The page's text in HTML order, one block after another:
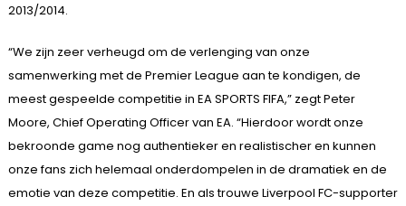
2013/2014.
“We zijn zeer verheugd om de verlenging van onze
samenwerking met de Premier League aan te kondigen, de
meest gespeelde competitie in EA SPORTS FIFA,” zegt Peter
Moore, Chief Operating Officer van EA. “Hierdoor wordt onze
bekroonde game nog authentieker en realistischer en kunnen
onze fans zich helemaal onderdompelen in de dramatiek en de
emotie van deze competitie. En als trouwe Liverpool FC-supporter